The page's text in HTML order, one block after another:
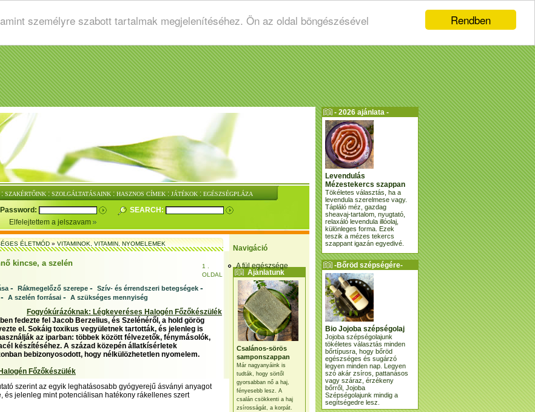
Rendben
személyre szabott tartalmak megjelenítéséhez. Ön az oldal böngészésével
: SZAKÉRTŐINK : SZOLGÁLTATÁSAINK : HASZNOS CÍMEK : JÁTÉKOK : EGÉSZSÉGPLÁZA
Password:
SEARCH:
Elfelejtettem a jelszavam
Navigáció
A fül egészsége
Ajánlatunk
Csalános-sörös
samponszappan
Már nagyanyáink is
tudták, hogy sörtől
gyorsabban nő a haj,
fényesebb lesz. A
csalán csökkenti a haj
zsírosságát, a korpát.
ÉLETMÓD»VITAMINOK, VITAMIN, NYOMELEMEK
kincse, a szelén
1 .
OLDAL
- Rákmegelőző szerepe - Szív- és érrendszeri betegségek -
- A szelén forrásai - A szükséges mennyiség
Fogyókúrázóknak: Légkeveréses Halogén Főzőkészülék
fedezte fel Jacob Berzelius, és Szelénéről, a hold görög
el. Sokáig toxikus vegyületnek tartották, és jelenleg is
az iparban: többek között félvezetők, fénymásolók,
készítéséhez. A század közepén állatkísérletek
bebizonyosodott, hogy nélkülözhetetlen nyomelem.
Főzőkészülék
szerint az egyik leghatásosabb gyógyerejű ásványi anyagot
és jelenleg mint potenciálisan hatékony rákellenes szert
- 2026 ajánlata -
Levendulás
Mézestekercs szappan
Tökéletes választás, ha a
levendula szerelmese vagy.
Tápláló méz, gazdag
sheavaj-tartalom, nyugtató,
relaxáló levendula illóolaj,
különleges forma. Ezek
teszik a mézes tekercs
szappant igazán egyedivé.
-Bőröd szépségére-
Bio Jojoba szépségolaj
Jojoba szépségolajunk
tökéletes választás minden
bőrtípusra, hogy bőröd
egészséges és sugárzó
legyen minden nap. Legyen
szó akár zsíros, pattanásos
vagy száraz, érzékeny
bőrről, Jojoba
Szépségolajunk mindig a
segítségedre lesz.